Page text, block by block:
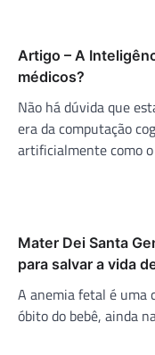
Artigo – A
médicos?
Não há dúvida que
era da computação
artificialmente como
Mater Dei Santa
para salvar a vida
A anemia fetal é uma
óbito do bebê, ainda